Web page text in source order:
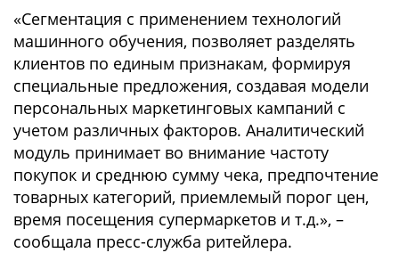
«Сегментация с применением технологий
машинного обучения, позволяет разделять
клиентов по единым признакам, формируя
специальные предложения, создавая модели
персональных маркетинговых кампаний с
учетом различных факторов. Аналитический
модуль принимает во внимание частоту
покупок и среднюю сумму чека, предпочтение
товарных категорий, приемлемый порог цен,
время посещения супермаркетов и т.д.», –
сообщала пресс-служба ритейлера.